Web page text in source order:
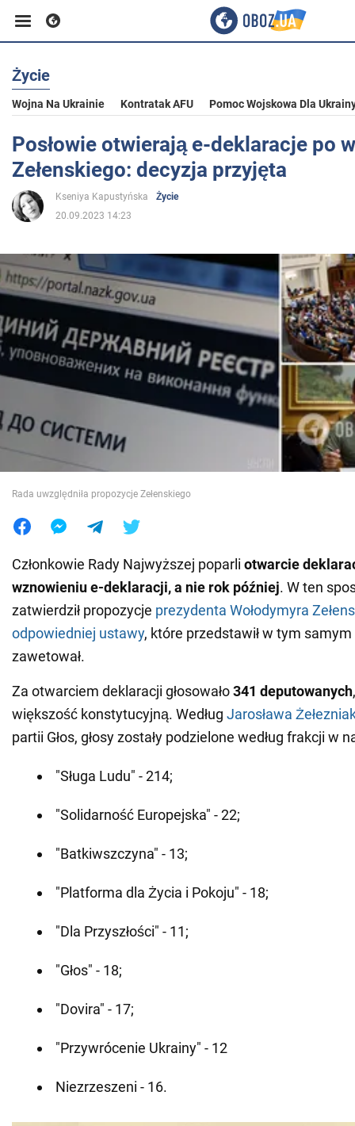
Biznes
Sport
Rozrywka
Polityka
Społeczeństwo
Wojna na Ukrainie
Jedzenie
Życie
Wojna Na Ukrainie Kontratak AFU Pomoc Wojskowa Dla
Posłowie otwierają e-deklaracje po
Zełenskiego: decyzja przyjęta
Kseniya Kapustyńska
Życie
20.09.2023 14:23
Rada uwzględniła propozycje Zełenskiego
Członkowie Rady Najwyższej poparli otwarcie
wznowieniu e-deklaracji, a nie rok później. W ten
zatwierdził propozycje prezydenta Wołodymyra
odpowiedniej ustawy, które przedstawił w tym samym
zawetował.
Za otwarciem deklaracji głosowało341 deputowanych
większość konstytucyjną. Według Jarosława
partii Głos, głosy zostały podzielone według frakcji w
"Sługa Ludu" - 214;
"Solidarność Europejska" - 22;
"Batkiwszczyna" - 13;
"Platforma dla Życia i Pokoju" - 18;
"Dla Przyszłości" - 11;
"Głos" - 18;
"Dovira" - 17;
"Przywrócenie Ukrainy" - 12
Niezrzeszeni - 16.